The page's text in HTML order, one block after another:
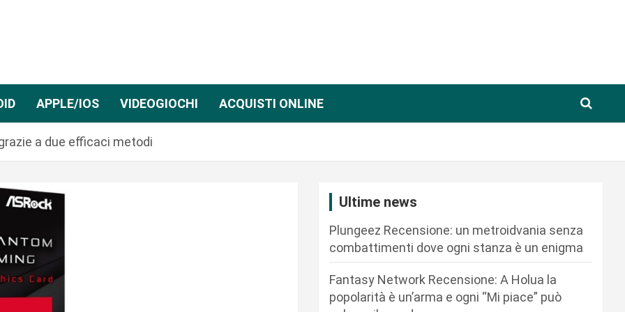
APPLE/IOS VIDEOGIOCHI ACQUISTI ONLINE
a due efficaci metodi
Ultime news
Plungeez Recensione: un metroidvania senza
combattimenti dove ogni stanza è un enigma
Fantasy Network Recensione: A Holua la
popolarità è un’arma e ogni “Mi piace” può